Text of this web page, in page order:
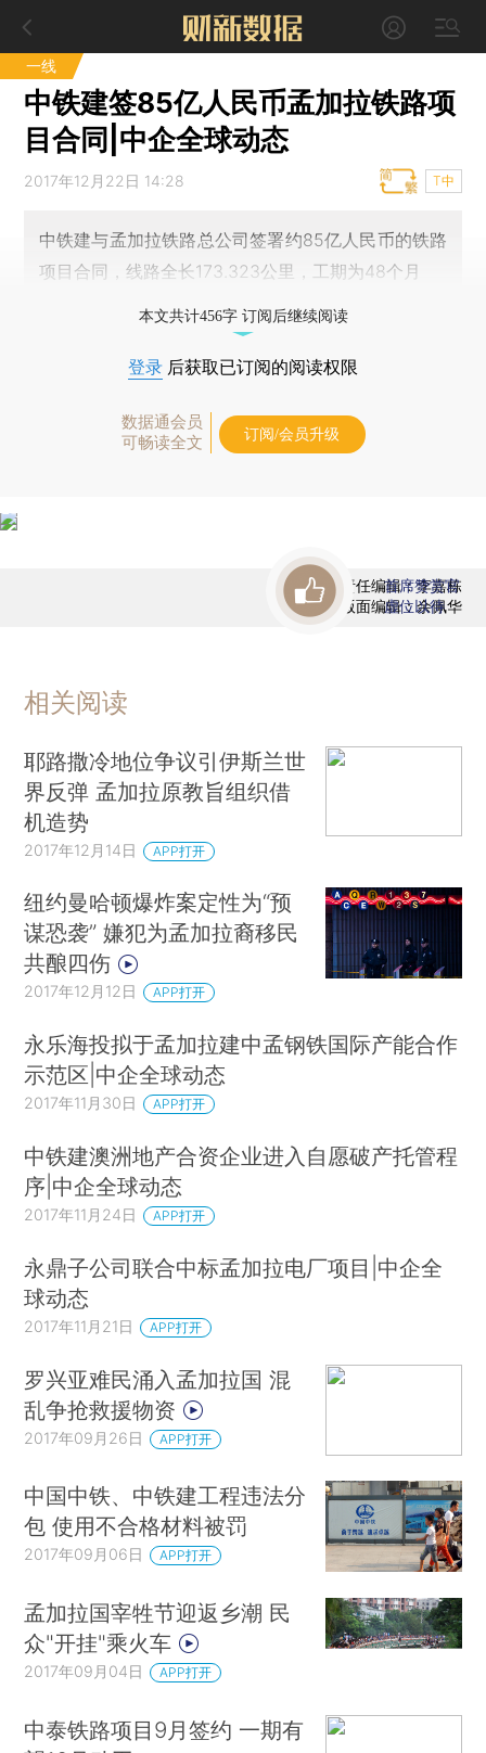
一线
中铁建签85亿人民币孟加拉铁路项
目合同|中企全球动态
2017年12月22日 14:28 T中
中铁建与孟加拉铁路总公司签署约85亿人民币的铁路
项目合同，线路全长173.323公里，工期为48个月
本文共计456字 订阅后继续阅读
登录 后获取已订阅的阅读权限
数据通会员
可畅读全文
订阅/会员升级
责任编辑：李嘉栋
版面编辑：余佩华
首席赞赏官
虚位以待
相关阅读
耶路撒冷地位争议引伊斯兰世
界反弹 孟加拉原教旨组织借
机造势
2017年12月14日 APP打开
纽约曼哈顿爆炸案定性为“预
谋恐袭” 嫌犯为孟加拉裔移民
共酿四伤
2017年12月12日 APP打开
永乐海投拟于孟加拉建中孟钢铁国际产能合作
示范区|中企全球动态
2017年11月30日 APP打开
中铁建澳洲地产合资企业进入自愿破产托管程
序|中企全球动态
2017年11月24日 APP打开
永鼎子公司联合中标孟加拉电厂项目|中企全
球动态
2017年11月21日 APP打开
罗兴亚难民涌入孟加拉国 混
乱争抢救援物资
2017年09月26日 APP打开
中国中铁、中铁建工程违法分
包 使用不合格材料被罚
2017年09月06日 APP打开
孟加拉国宰牲节迎返乡潮 民
众"开挂"乘火车
2017年09月04日 APP打开
中泰铁路项目9月签约 一期有